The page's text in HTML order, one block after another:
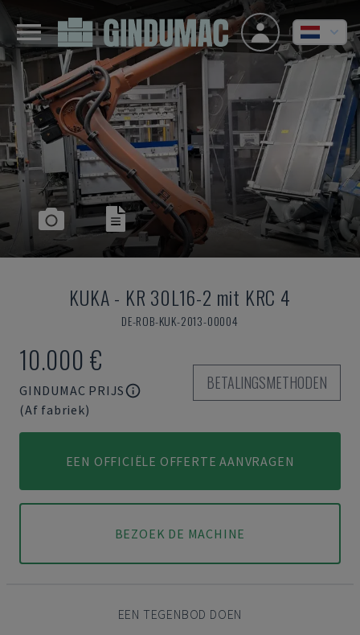
KUKA- KR 30L16-2 mit KRC 4
DE-ROB-KUK-2013-00004
10.000 €
GINDUMAC PRIJS
(Af fabriek)
BETALINGSMETHODEN
EEN OFFICIËLE OFFERTE AANVRAGEN
BEZOEK DE MACHINE
EEN TEGENBOD DOEN